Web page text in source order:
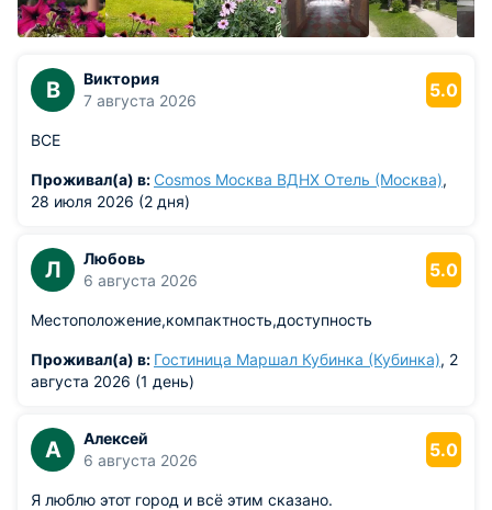
В
Виктория
7 августа 2026
5.0
ВСЕ
Проживал(а) в: Cosmos Москва ВДНХ Отель (Москва),
28 июля 2026 (2 дня)
Л
Любовь
6 августа 2026
5.0
Местоположение,компактность,доступность
Проживал(а) в: Гостиница Маршал Кубинка (Кубинка), 2
августа 2026 (1 день)
А
Алексей
6 августа 2026
5.0
Я люблю этот город и всё этим сказано.